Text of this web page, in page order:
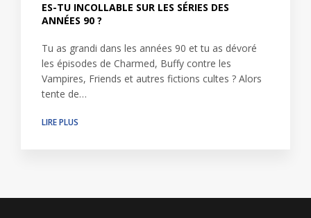
ES-TU INCOLLABLE SUR LES SÉRIES DES
ANNÉES 90 ?
Tu as grandi dans les années 90 et tu as dévoré
les épisodes de Charmed, Buffy contre les
Vampires, Friends et autres fictions cultes ? Alors
tente de…
LIRE PLUS